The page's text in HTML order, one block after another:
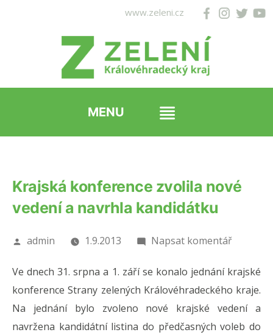
www.zeleni.cz
Krajská konference zvolila nové
vedení a navrhla kandidátku
Autor
admin 1.9.2013 Napsat komentář
zvolila
nové
vedení
Ve dnech 31. srpna a 1. září se konalo jednání krajské
konference Strany zelených Královéhradeckého kraje.
Na jednání bylo zvoleno nové krajské vedení a
navržena kandidátní listina do předčasných voleb do